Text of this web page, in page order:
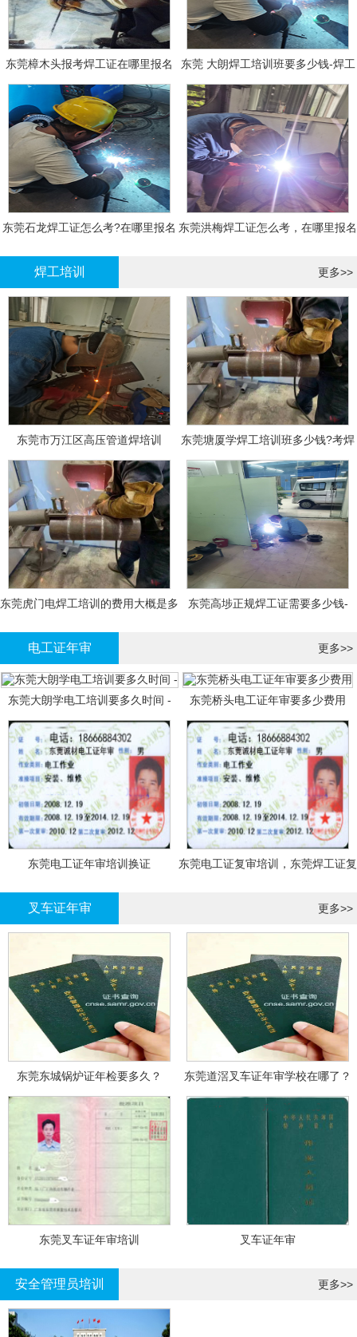
东莞樟木头报考焊工证在哪里报名
东莞 大朗焊工培训班要多少钱-焊工
报名
东莞石龙焊工证怎么考?在哪里报名 东莞洪梅焊工证怎么考，在哪里报名
焊工培训 更多>>
东莞市万江区高压管道焊培训
东莞塘厦学焊工培训班多少钱?考焊
工证大概多少钱?
东莞虎门电焊工培训的费用大概是多
东莞高埗正规焊工证需要多少钱-
电工证年审 更多>>
东莞大朗学电工培训要多久时间 - 东莞桥头电工证年审要多少费用
东莞电工证年审培训换证
东莞电工证复审培训，东莞焊工证复
叉车证年审 更多>>
东莞东城锅炉证年检要多久？ 东莞道滘叉车证年审学校在哪了？
东莞叉车证年审培训 叉车证年审
安全管理员培训 更多>>